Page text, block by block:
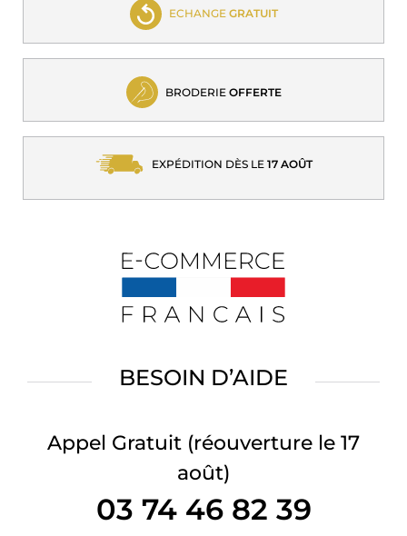
ECHANGE GRATUIT
BRODERIE OFFERTE
EXPÉDITION DÈS LE 17 AOÛT
BESOIN D’AIDE
Appel Gratuit (réouverture le 17
août)
03 74 46 82 39